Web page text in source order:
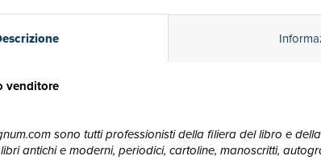
venditore
sono tutti professionisti della filiera del libro e
antichi e moderni, periodici, cartoline, manoscritti,